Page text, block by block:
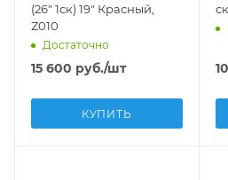
(26" 1ск) 19" Красный,
Z010
Достаточно
15 600 руб./шт
КУПИТЬ